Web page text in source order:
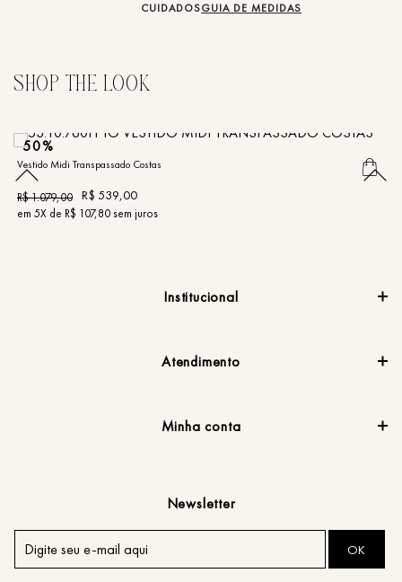
CUIDADOSGUIA DE MEDIDAS
50%
Vestido Midi Transpassado Costas
R$1.079,00 R$ 539,00
em 5X de R$ 107,80sem juros
Institucional
Atendimento
Minha conta
Newsletter
OK